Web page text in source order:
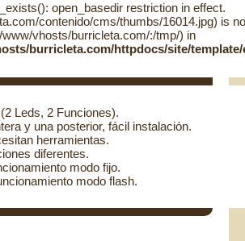
open_basedir restriction in effect.
contenido/cms/thumbs/16014.jpg) is
vhosts/burricleta.com/:/tmp/) in
burricleta.com/httpdocs/site/
Leds, 2 Funciones).
y una posterior, fácil instalación.
herramientas.
diferentes.
modo fijo.
modo flash.